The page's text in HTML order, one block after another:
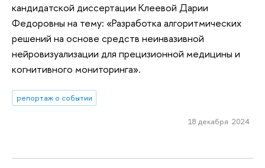
кандидатской диссертации Клеевой Дарии
Федоровны на тему: «Разработка алгоритмических
решений на основе средств неинвазивной
нейровизуализации для прецизионной медицины и
когнитивного мониторинга».
репортаж о событии
18 декабря 2024